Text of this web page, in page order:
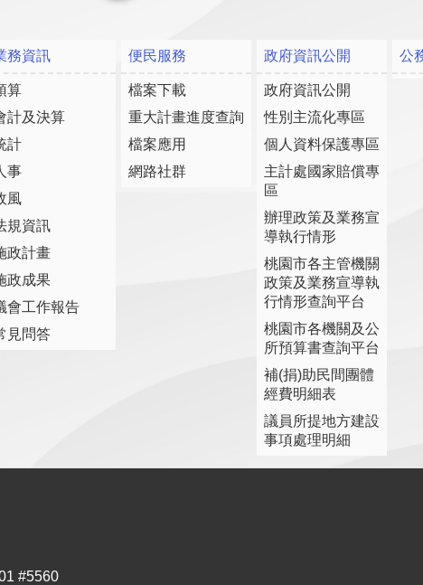
務資訊
算
計及決算
計
事
風
規資訊
政計畫
政成果
會工作報告
見問答
便民服務
檔案下載
重大計畫進度查詢
檔案應用
網路社群
政府資訊公開
政府資訊公開
性別主流化專區
個人資料保護專區
主計處國家賠償專
區
辦理政策及業務宣
導執行情形
桃園市各主管機關
政策及業務宣導執
行情形查詢平台
桃園市各機關及公
所預算書查詢平台
補(捐)助民間團體
經費明細表
議員所提地方建設
事項處理明細
公
#5560